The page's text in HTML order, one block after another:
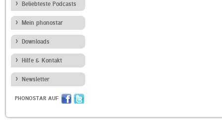
Beliebteste Podcasts
Mein phonostar
Downloads
Hilfe & Kontakt
Newsletter
PHONOSTAR AUF